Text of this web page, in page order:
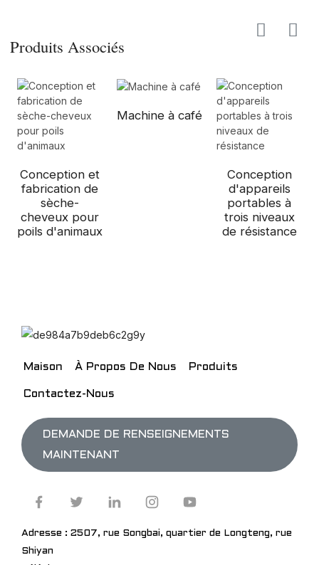
Produits Associés
Conception et
fabrication de
sèche-
cheveux pour
poils d'animaux
Machine à café
Conception
d'appareils
portables à
trois niveaux
de résistance
Maison À Propos De Nous Produits
Contactez-Nous
DEMANDE DE RENSEIGNEMENTS
MAINTENANT
Adresse : 2507, rue Songbai, quartier de Longteng, rue
Shiyan